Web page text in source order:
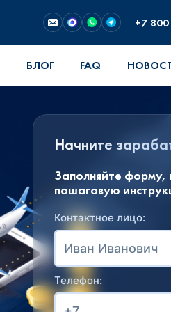
+7
БЛОГ FAQ
Начните
Заполняйте
пошаговую
Контактное лицо:
Телефон: